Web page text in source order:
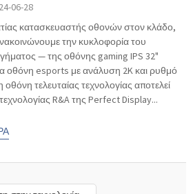
06-28
κατασκευαστής οθονών στον κλάδο,
την κυκλοφορία του
— της οθόνης gaming IPS 32"
οθόνη esports με ανάλυση 2K και ρυθμό
τελευταίας τεχνολογίας αποτελεί
R&A της Perfect Display...